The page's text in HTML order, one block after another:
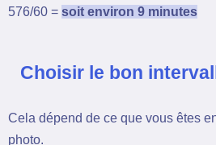
576/60 = soit environ 9 minutes
Choisir le bon
Cela dépend de ce que vous êtes
photo.